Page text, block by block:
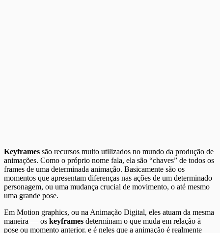
Keyframes são recursos muito utilizados no mundo da produção de
animações. Como o próprio nome fala, ela são “chaves” de todos os
frames de uma determinada animação. Basicamente são os
momentos que apresentam diferenças nas ações de um determinado
personagem, ou uma mudança crucial de movimento, o até mesmo
uma grande pose.
Em Motion graphics, ou na Animação Digital, eles atuam da mesma
maneira — os keyframes determinam o que muda em relação à
pose ou momento anterior, e é neles que a animação é realmente